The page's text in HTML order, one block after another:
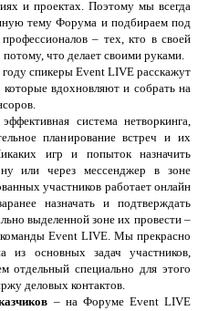
и проектах. Поэтому мы всегда
тему Форума и подбираем под
– тех, кто в своей
что делает своими руками.
спикеры Event LIVE расскажут
которые вдохновляют и собрать на
система нетворкинга,
планирование встреч и их
игр и попыток назначить
или через мессенджер в зоне
участников работает онлайн
назначать и подтверждать
выделенной зоне их провести –
команды Event LIVE. Мы прекрасно
из основных задач участников,
отдельный специально для этого
деловых контактов.
– на Форуме Event LIVE